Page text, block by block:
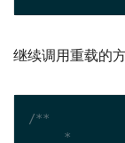
继续调用重载的